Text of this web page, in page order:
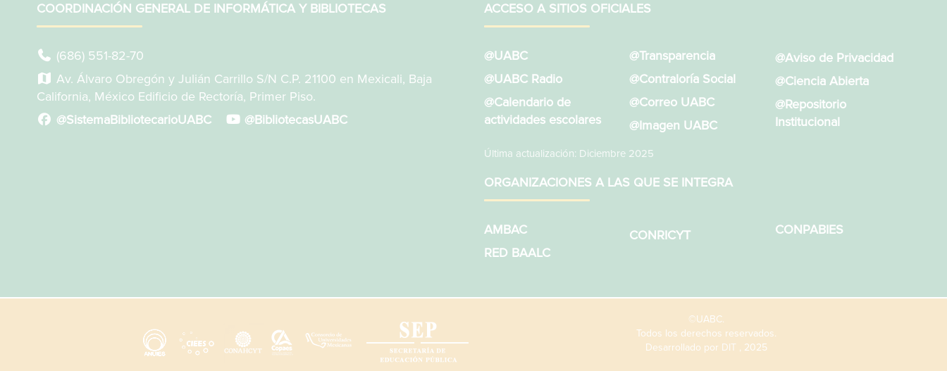
COORDINACIÓN GENERAL DE INFORMÁTICA Y BIBLIOTECAS
(686) 551-82-70
Av. Álvaro Obregón y Julián Carrillo S/N C.P. 21100 en Mexicali, Baja
California, México Edificio de Rectoría, Primer Piso.
@SistemaBibliotecarioUABC
@BibliotecasUABC
ACCESO A SITIOS OFICIALES
@UABC
@UABC Radio
@Calendario de
actividades escolares
@Transparencia
@Contraloría Social
@Correo UABC
@Imagen UABC
@Aviso de Privacidad
@Ciencia Abierta
@Repositorio
Institucional
Última actualización: Diciembre 2025
ORGANIZACIONES A LAS QUE SE INTEGRA
AMBAC
RED BAALC
CONRICYT CONPABIES
©UABC.
Todos los derechos reservados.
Desarrollado por DIT , 2025